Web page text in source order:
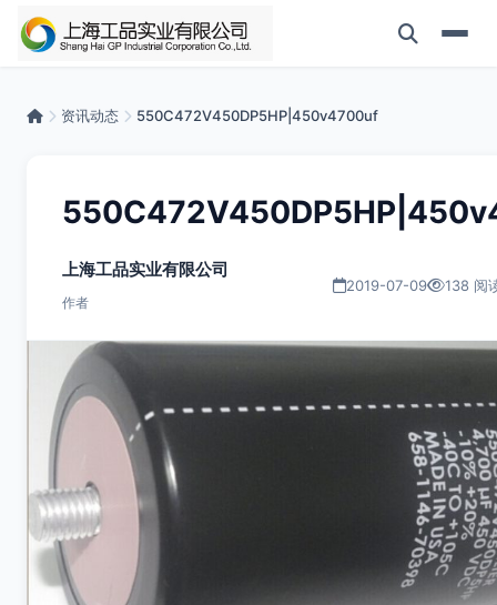
资讯动态 550C472V450DP5HP|450v4700uf
上海工品实业有限公司
作者
2019-07-09 138 阅